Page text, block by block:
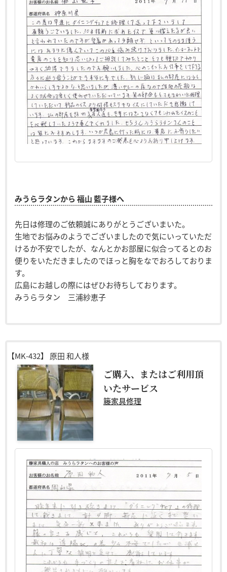
みうらラタンから 福山 藍子様へ
先日は修理のご依頼誠にありがとうございまいた。
生地でお悩みのようでございましたので気にいっていただ
けるか不安でしたが、なんとかお部屋に似合ってるとのお
便りをいただきましたのでほっと胸をなでおろしておりま
す。
広島にお越しの際にはぜひお待ちしております。
みうらラタン 三浦紗恵子
【MK-432】 原田 和人様
ご購入、またはご利用頂
いたサービス
籐家具修理